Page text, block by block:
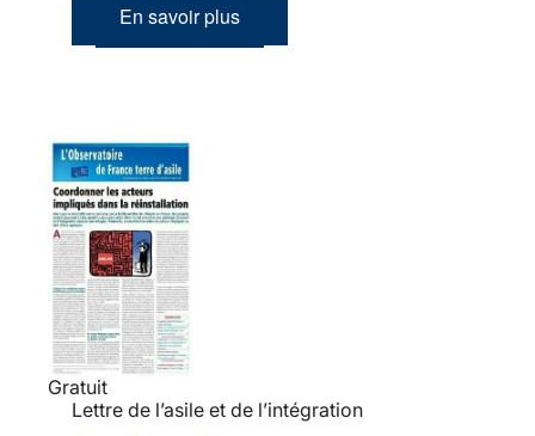
En savoir plus
Gratuit
Lettre de l’asile et de l’intégration